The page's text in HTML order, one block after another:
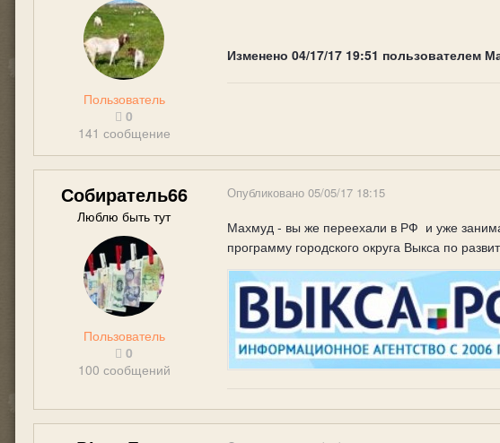
Пользователь
0
141 сообщение
Изменено 04/17/17 19:51 пользователем
Собиратель66
Люблю быть тут
Пользователь
0
100 сообщений
Опубликовано 05/05/17 18:15
Махмуд - вы же переехали в РФ и уже
программу городского округа Выкса по